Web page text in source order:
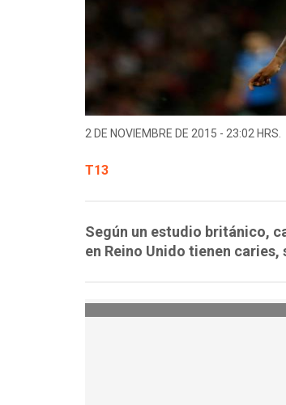
2 DE NOVIEMBRE DE 2015 - 23:02 HRS.
T13
Según un estudio británico,
en Reino Unido tienen